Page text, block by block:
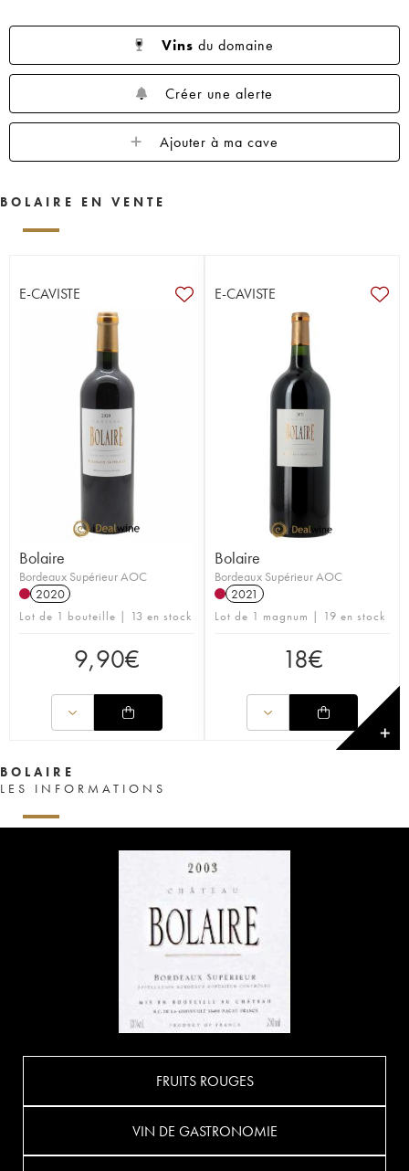
Vins du domaine
Créer une alerte
Ajouter à ma cave
BOLAIRE EN VENTE
E-CAVISTE
Bolaire
Bordeaux Supérieur AOC
2020
Lot de 1 bouteille | 13 en stock
9,90€
E-CAVISTE
Bolaire
Bordeaux Supérieur AOC
2021
Lot de 1 magnum | 19 en stock
18€
✕
BOLAIRE
LES INFORMATIONS
FRUITS ROUGES
VIN DE GASTRONOMIE